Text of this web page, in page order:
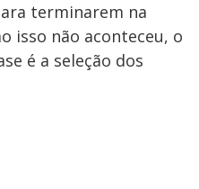
terminarem na
isso não aconteceu, o
é a seleção dos